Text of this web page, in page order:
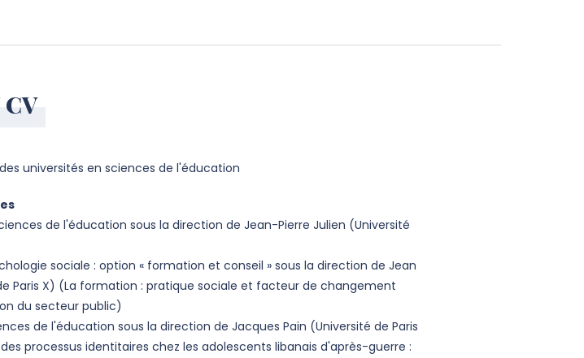
universités en sciences de l'éducation
de l'éducation sous la direction de Jean-Pierre Julien (Université
sociale : option « formation et conseil » sous la direction de Jean
Paris X) (La formation : pratique sociale et facteur de changement
du secteur public)
de l'éducation sous la direction de Jacques Pain (Université de Paris
processus identitaires chez les adolescents libanais d'après-guerre :